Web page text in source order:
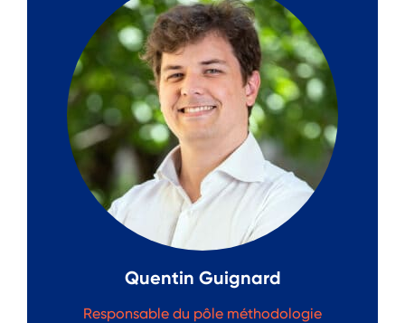
Quentin Guignard
Responsable du pôle méthodologie